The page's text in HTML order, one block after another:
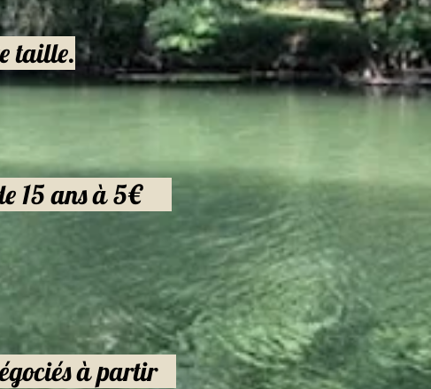
taille.
15 ans à 5€
à partir